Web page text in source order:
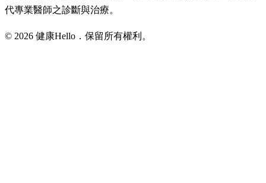
代專業醫師之診斷與治療。
© 2026 健康Hello．保留所有權利。